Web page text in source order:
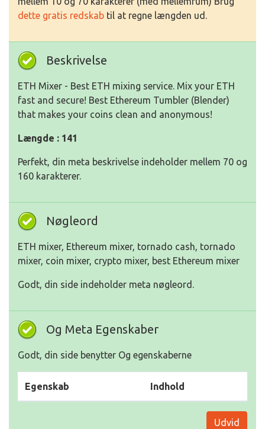
dette gratis redskab til at regne længden ud.
Beskrivelse
ETH Mixer - Best ETH mixing service. Mix your ETH
fast and secure! Best Ethereum Tumbler (Blender)
that makes your coins clean and anonymous!
Længde : 141
Perfekt, din meta beskrivelse indeholder mellem 70 og
160 karakterer.
Nøgleord
ETH mixer, Ethereum mixer, tornado cash, tornado
mixer, coin mixer, crypto mixer, best Ethereum mixer
Godt, din side indeholder meta nøgleord.
Og Meta Egenskaber
Godt, din side benytter Og egenskaberne
Egenskab Indhold
Udvid